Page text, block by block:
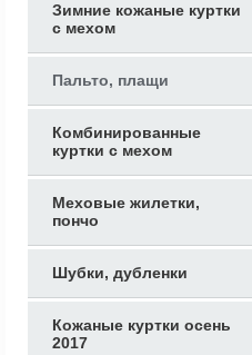
Зимние кожаные куртки
с мехом
Пальто, плащи
Комбинированные
куртки с мехом
Меховые жилетки,
пончо
Шубки, дубленки
Кожаные куртки осень
2017